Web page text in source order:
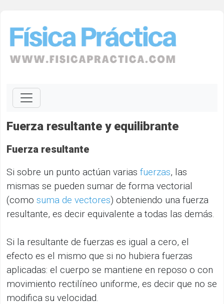
Fuerza resultante y equilibrante
Fuerza resultante
Si sobre un punto actúan varias fuerzas, las
mismas se pueden sumar de forma vectorial
(como suma de vectores) obteniendo una fuerza
resultante, es decir equivalente a todas las demás.
Si la resultante de fuerzas es igual a cero, el
efecto es el mismo que si no hubiera fuerzas
aplicadas: el cuerpo se mantiene en reposo o con
movimiento rectilíneo uniforme, es decir que no se
modifica su velocidad.